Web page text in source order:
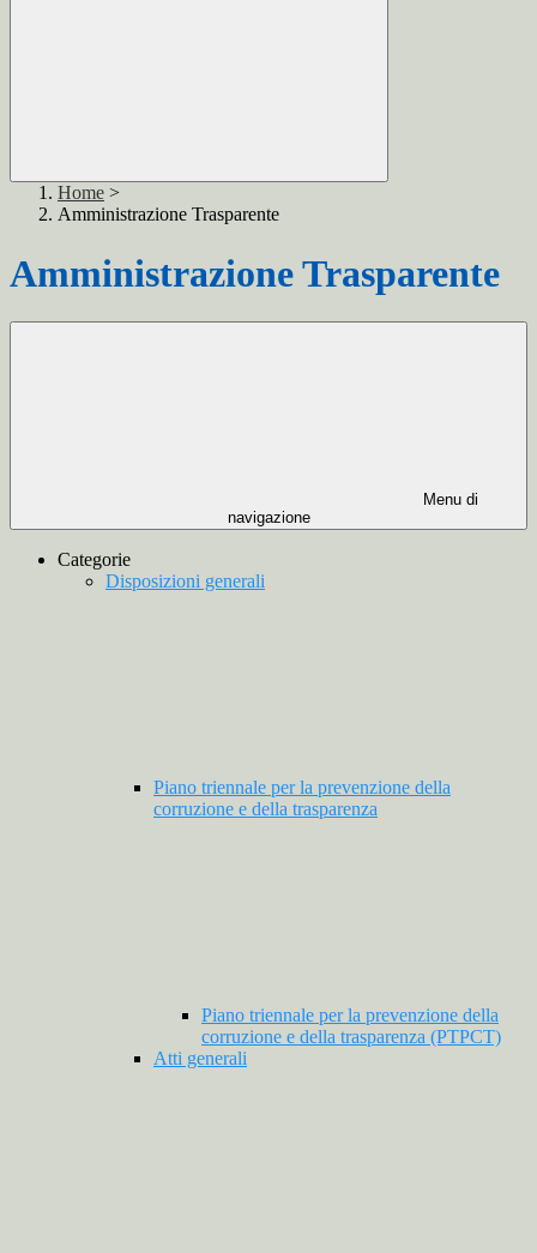
Home >
Amministrazione Trasparente
Amministrazione Trasparente
Menu di
navigazione
Categorie
Disposizioni generali
Piano triennale per la prevenzione della
corruzione e della trasparenza
Piano triennale per la prevenzione della
corruzione e della trasparenza (PTPCT)
Atti generali